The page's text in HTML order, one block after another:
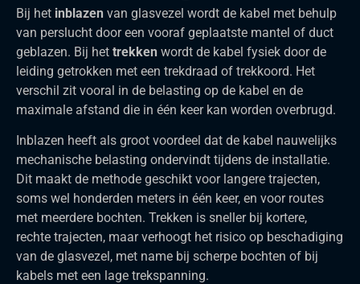
Bij het inblazen van glasvezel wordt de kabel met behulp
van perslucht door een vooraf geplaatste mantel of duct
geblazen. Bij het trekken wordt de kabel fysiek door de
leiding getrokken met een trekdraad of trekkoord. Het
verschil zit vooral in de belasting op de kabel en de
maximale afstand die in één keer kan worden overbrugd.
Inblazen heeft als groot voordeel dat de kabel nauwelijks
mechanische belasting ondervindt tijdens de installatie.
Dit maakt de methode geschikt voor langere trajecten,
soms wel honderden meters in één keer, en voor routes
met meerdere bochten. Trekken is sneller bij kortere,
rechte trajecten, maar verhoogt het risico op beschadiging
van de glasvezel, met name bij scherpe bochten of bij
kabels met een lage trekspanning.